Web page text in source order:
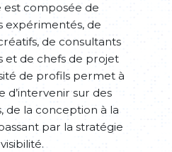
composée de
expérimentés, de
de consultants
et de chefs de projet
de profils permet à
d’intervenir sur des
de la conception à la
par la stratégie